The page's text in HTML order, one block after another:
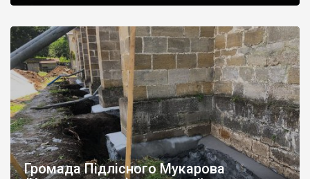
Громада Підлісного Мукарова